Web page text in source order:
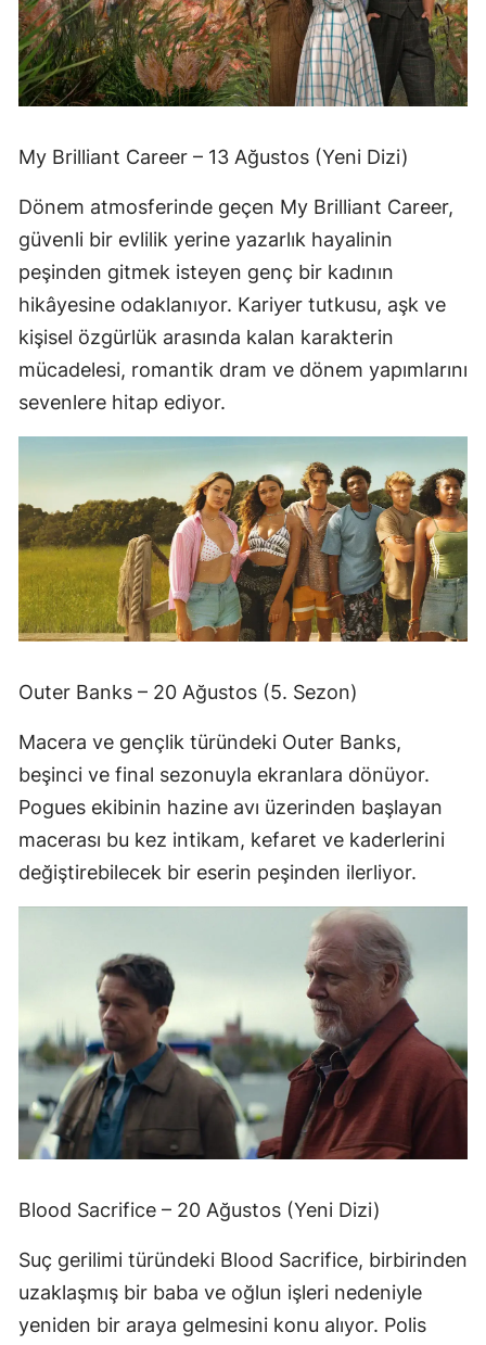
My Brilliant Career – 13 Ağustos (Yeni Dizi)
Dönem atmosferinde geçen My Brilliant Career,
güvenli bir evlilik yerine yazarlık hayalinin
peşinden gitmek isteyen genç bir kadının
hikâyesine odaklanıyor. Kariyer tutkusu, aşk ve
kişisel özgürlük arasında kalan karakterin
mücadelesi, romantik dram ve dönem yapımlarını
sevenlere hitap ediyor.
Outer Banks – 20 Ağustos (5. Sezon)
Macera ve gençlik türündeki Outer Banks,
beşinci ve final sezonuyla ekranlara dönüyor.
Pogues ekibinin hazine avı üzerinden başlayan
macerası bu kez intikam, kefaret ve kaderlerini
değiştirebilecek bir eserin peşinden ilerliyor.
Blood Sacrifice – 20 Ağustos (Yeni Dizi)
Suç gerilimi türündeki Blood Sacrifice, birbirinden
uzaklaşmış bir baba ve oğlun işleri nedeniyle
yeniden bir araya gelmesini konu alıyor. Polis